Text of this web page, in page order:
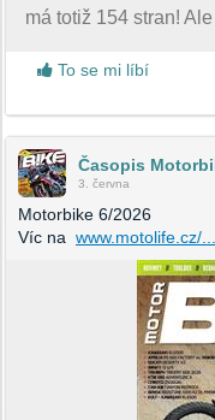
má totiž 154 stran!
To se mi líbí
Časopis
3. června
Motorbike 6/2026
Víc na www.motolife.cz/